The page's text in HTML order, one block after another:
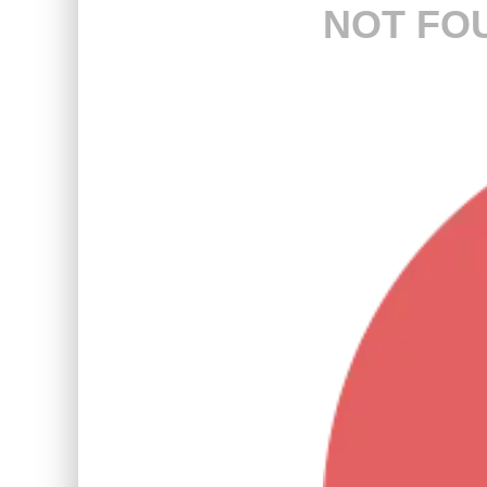
NOT